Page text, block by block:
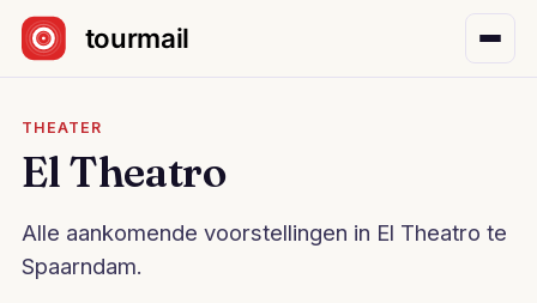
Sla navigatie over
THEATER
El Theatro
Alle aankomende voorstellingen in El Theatro te
Spaarndam.